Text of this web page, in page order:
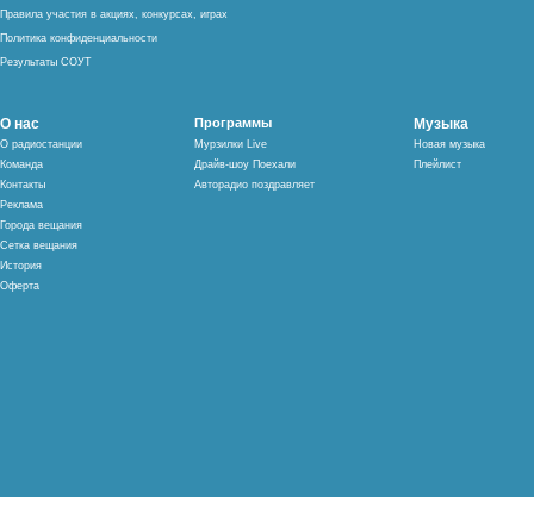
Правила участия в акциях, конкурсах, играх
Политика конфиденциальности
Результаты СОУТ
О нас
О радиостанции
Команда
Контакты
Реклама
Города вещания
Сетка вещания
История
Оферта
Программы
Мурзилки Live
Драйв-шоу Поехали
Авторадио поздравляет
Музыка
Новая музыка
Плейлист